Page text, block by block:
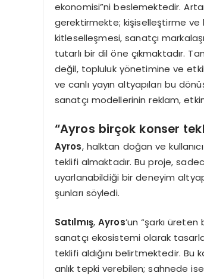
ekonomisi”ni beslemektedir.
gerektirmekte; kişiselleştirme
kitleselleşmesi, sanatçı
tutarlı bir dil öne çıkmaktadır.
değil, topluluk yönetimine ve
ve canlı yayın altyapıları bu
sanatçı modellerinin reklam,
“Ayros birçok konser
Ayros, halktan doğan ve
teklifi almaktadır. Bu proje,
uyarlanabildiği bir deneyim
şunları söyledi.
Satılmış,Ayros’un “şarkı
sanatçı ekosistemi olarak
teklifi aldığını belirtmektedir.
anlık tepki verebilen; sahnede